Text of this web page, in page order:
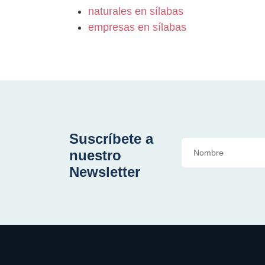
naturales en sílabas
empresas en sílabas
Suscríbete a
nuestro
Newsletter